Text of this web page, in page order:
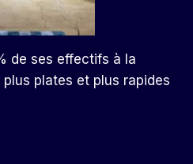
de ses effectifs à la
plates et plus rapides